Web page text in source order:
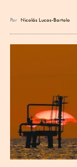
Por Nicolás Lucas-Bartolo